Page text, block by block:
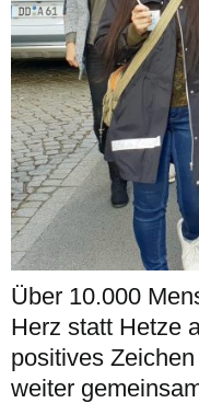
Über 10.000
Herz statt Hetze
positives
weiter